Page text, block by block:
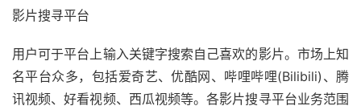
影片搜寻平台
用户可于平台上输入关键字搜索自己喜欢的影片。市场上知
名平台众多，包括爱奇艺、优酷网、哔哩哔哩(Bilibili)、腾
讯视频、好看视频、西瓜视频等。各影片搜寻平台业务范围